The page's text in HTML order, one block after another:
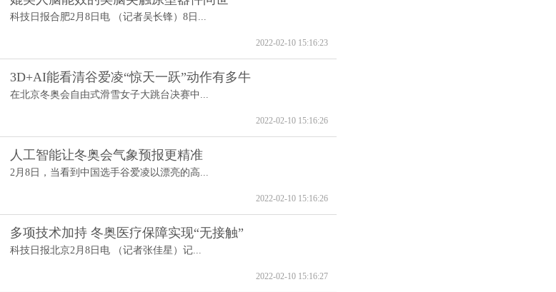
科技日报合肥2月8日电 （记者吴长锋）8日...
2022-02-10 15:16:23
3D+AI能看清谷爱凌“惊天一跃”动作有多牛
在北京冬奥会自由式滑雪女子大跳台决赛中...
2022-02-10 15:16:26
人工智能让冬奥会气象预报更精准
2月8日，当看到中国选手谷爱凌以漂亮的高...
2022-02-10 15:16:26
多项技术加持 冬奥医疗保障实现“无接触”
科技日报北京2月8日电 （记者张佳星）记...
2022-02-10 15:16:27